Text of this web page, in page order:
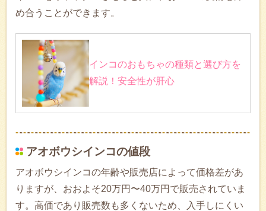
め合うことができます。
インコのおもちゃの種類と選び方を
解説！安全性が肝心
アオボウシインコの値段
アオボウシインコの年齢や販売店によって価格差があ
りますが、おおよそ20万円〜40万円で販売されていま
す。高価であり販売数も多くないため、入手しにくい